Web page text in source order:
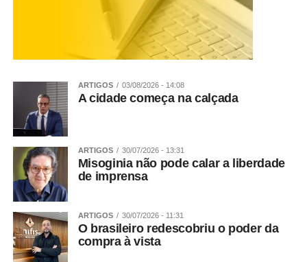
ARTIGOS 03/08/2026 - 14:08
A cidade começa na calçada
ARTIGOS 30/07/2026 - 13:31
Misoginia não pode calar a liberdade
de imprensa
ARTIGOS 30/07/2026 - 11:31
O brasileiro redescobriu o poder da
compra à vista